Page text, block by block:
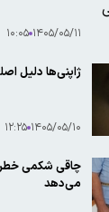
۱۴۰۵/۰۵/۱۱ ۱۰:۰۵
ژاپنی‌ها دلیل
۱۴۰۵/۰۵/۱۰ ۱۲:۲۵
چاقی شکمی خطر
می‌دهد